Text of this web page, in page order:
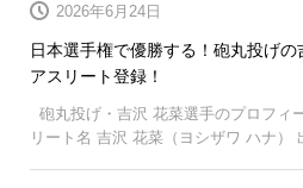
日本選手権で優勝する！砲丸投げ
アスリート登録！
2026年6月24日
砲丸投げ・吉沢 花菜選手のプロフィ
リート名 吉沢 花菜（ヨシザワ ハナ）